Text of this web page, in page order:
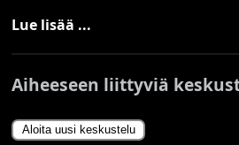
Lue lisää ...
Aiheeseen liittyviä
Aloita uusi keskustelu